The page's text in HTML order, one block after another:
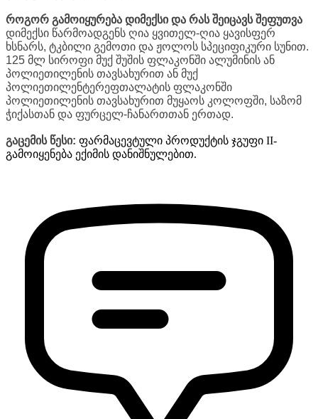
როგორ გამოიყურება დიმექსი და რას შეიცავს შეფუთვა
დიმექსი წარმოადგენს ღია ყვითელ-ღია ყავისფერ
ხსნარს, ტკბილი გემოთი და ჟოლოს სპეციფიკური სუნით.
125 მლ სიროფი მუქ შუშის ფლაკონში ალუმინის ან
პოლიეთილენის თავსახურით ან მუქ
პოლიეთილენტერეფთალატის ფლაკონში
პოლიეთილენის თავსახურით მუყაოს კოლოფში, საზომ
ჭიქასთან და ფურცელ-ჩანართთან ერთად.
გაცემის წესი: ფარმაცევტული პროდუქტის ჯგუფი II-
გამოიყენება ექიმის დანიშნულებით.